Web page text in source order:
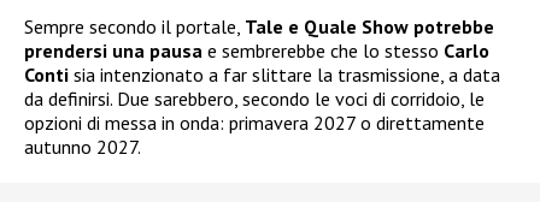
Sempre secondo il portale, Tale e Quale Show potrebbe
prendersi una pausa e sembrerebbe che lo stesso Carlo
Conti sia intenzionato a far slittare la trasmissione, a data
da definirsi. Due sarebbero, secondo le voci di corridoio, le
opzioni di messa in onda: primavera 2027 o direttamente
autunno 2027.